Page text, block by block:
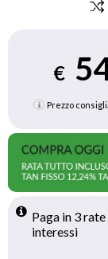
€
Prezzo
Paga in 3
interessi